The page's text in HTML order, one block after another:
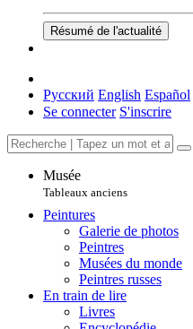
Résumé de l'actualité
Русский English Español
Se connecter S'inscrire
Musée
Tableaux anciens
Peintures
Galerie de photos
Peintres
Musées du monde
Peintres russes
En train de lire
Livres